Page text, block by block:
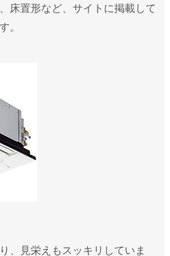
床置形など、サイトに掲載して
。
、見栄えもスッキリしていま